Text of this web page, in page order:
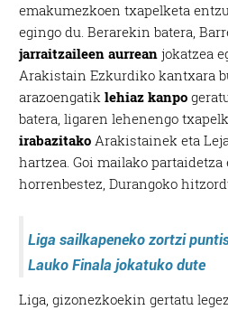
emakumezkoen txapelketa
egingo du. Berarekin batera,
jarraitzaileen aurrean jokatzea
Arakistain Ezkurdiko kantxara
arazoengatik lehiaz kanpo
batera, ligaren lehenengo
irabazitako Arakistainek eta
hartzea. Goi mailako partaidetza
horrenbestez, Durangoko
Liga sailkapeneko zortzi
Lauko Finala jokatuko dute
Liga, gizonezkoekin gertatu